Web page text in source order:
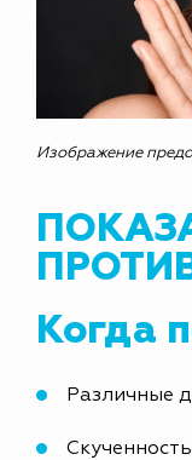
Изображение
Когда
Различные